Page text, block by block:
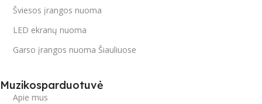
Šviesos įrangos nuoma
LED ekranų nuoma
Garso įrangos nuoma Šiauliuose
Muzikosparduotuvė
Apie mus